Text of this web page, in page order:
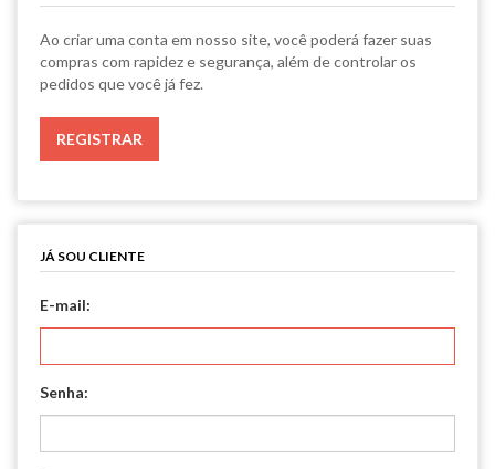
Ao criar uma conta em nosso site, você poderá fazer suas
compras com rapidez e segurança, além de controlar os
pedidos que você já fez.
JÁ SOU CLIENTE
E-mail:
Senha: